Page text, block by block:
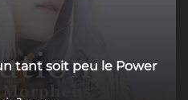
tant soit peu le Power